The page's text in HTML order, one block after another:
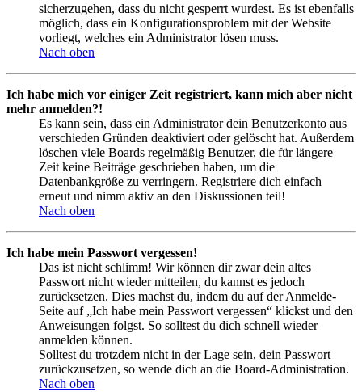
sicherzugehen, dass du nicht gesperrt wurdest. Es ist ebenfalls
möglich, dass ein Konfigurationsproblem mit der Website
vorliegt, welches ein Administrator lösen muss.
Nach oben
Ich habe mich vor einiger Zeit registriert, kann mich aber nicht
mehr anmelden?!
Es kann sein, dass ein Administrator dein Benutzerkonto aus
verschieden Gründen deaktiviert oder gelöscht hat. Außerdem
löschen viele Boards regelmäßig Benutzer, die für längere
Zeit keine Beiträge geschrieben haben, um die
Datenbankgröße zu verringern. Registriere dich einfach
erneut und nimm aktiv an den Diskussionen teil!
Nach oben
Ich habe mein Passwort vergessen!
Das ist nicht schlimm! Wir können dir zwar dein altes
Passwort nicht wieder mitteilen, du kannst es jedoch
zurücksetzen. Dies machst du, indem du auf der Anmelde-
Seite auf „Ich habe mein Passwort vergessen“ klickst und den
Anweisungen folgst. So solltest du dich schnell wieder
anmelden können.
Solltest du trotzdem nicht in der Lage sein, dein Passwort
zurückzusetzen, so wende dich an die Board-Administration.
Nach oben